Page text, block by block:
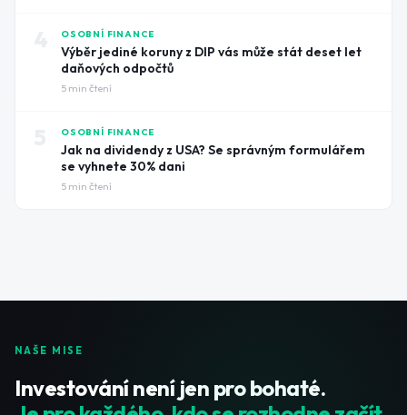
OSOBNÍ FINANCE
Výběr jediné koruny z DIP vás může stát deset let
daňových odpočtů
5 min čtení
OSOBNÍ FINANCE
Jak na dividendy z USA? Se správným formulářem
se vyhnete 30% dani
5 min čtení
NAŠE MISE
Investování není jen pro bohaté.